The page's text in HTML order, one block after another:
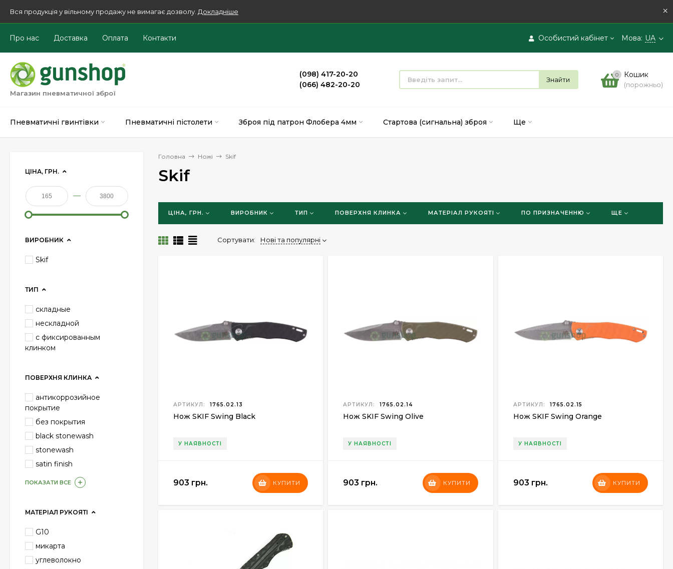
Вся продукція у вільному продажу не вимагає дозволу. Докладніше ×
Особистий кабінет
Вхід
Реєстрація
Мова: UA
Про нас Доставка Оплата Контакти
Магазин пневматичної зброї
(098) 417-20-20
(066) 482-20-20
Знайти
0 Кошик
(порожньо)
Пневматичні гвинтівки Пневматичні пістолети Зброя під патрон Флобера 4мм Стартова (сигнальна) зброя Ще
Головна Ножі Skif
Skif
ЦІНА, ГРН. ВИРОБНИК ТИП ПОВЕРХНЯ КЛИНКА МАТЕРІАЛ РУКОЯТІ ПО ПРИЗНАЧЕННЮ ЩЕ
Сортувати: Нові та популярні
АРТИКУЛ: 1765.02.13
Нож SKIF Swing Black
У НАЯВНОСТІ
903 грн. КУПИТИ
АРТИКУЛ: 1765.02.14
Нож SKIF Swing Olive
У НАЯВНОСТІ
903 грн. КУПИТИ
АРТИКУЛ: 1765.02.15
Нож SKIF Swing Orange
У НАЯВНОСТІ
903 грн. КУПИТИ
ЦІНА, ГРН.
—
ВИРОБНИК
Skif
ТИП
складные
нескладной
с фиксированным
клинком
ПОВЕРХНЯ КЛИНКА
антикоррозийное
покрытие
без покрытия
black stonewash
stonewash
satin finish
ПОКАЗАТИ ВСЕ
МАТЕРІАЛ РУКОЯТІ
G10
микарта
углеволокно